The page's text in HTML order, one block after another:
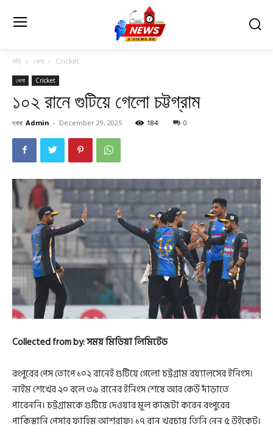
বাড়ি খেলা Cricket
খেলা Cricket
১০২ রানে গুটিয়ে গেলো চট্টগ্রাম
দ্বারা Admin - December 29, 2025 184 0
Collected from by: সময় মিডিয়া লিমিটেড
রংপুরের পেস তোপে ১০২ রানেই গুটিয়ে গেলো চট্টগ্রাম রয়্যালসের ইনিংস।
নাইম শেখের ২০ বলে ৩৯ রানের ইনিংস শেষে আর কেউ দাঁড়াতে
পারেননি। চট্টগ্রামকে গুটিয়ে দেওয়ার মূল কাজটা করেন রংপুরের
পাকিস্তানি পেসার ফাহিম আশরাফ। ১৭ রান খরচায় তিনি নেন ৫ উইকেট।